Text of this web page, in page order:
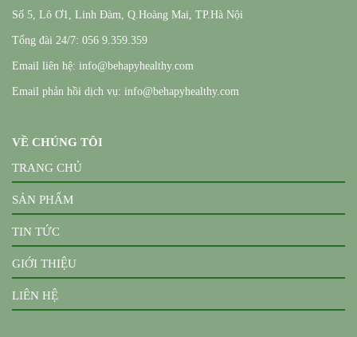
Số 5, Lô Ơ1, Linh Đàm, Q.Hoàng Mai, TP.Hà Nội
Tổng đài 24/7: 056 9.359.359
Email liên hệ: info@behapyhealthy.com
Email phản hồi dịch vụ: info@behapyhealthy.com
VỀ CHÚNG TÔI
TRANG CHỦ
SẢN PHẨM
TIN TỨC
GIỚI THIỆU
LIÊN HỆ